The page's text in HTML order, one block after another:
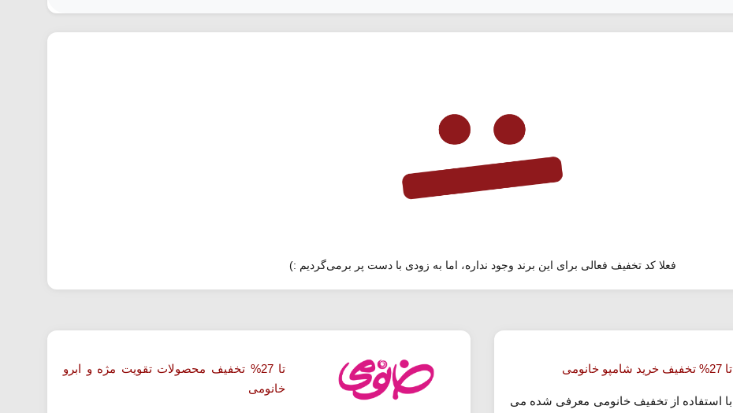
فعلا کد تخفیف فعالی برای این برند وجود نداره، اما به زودی با دست پر برمی‌گردیم :)
تا 27% تخفیف خرید شامپو خانومی
با استفاده از تخفیف خانومی معرفی شده می
تا 27% تخفیف محصولات تقویت مژه و ابرو
خانومی